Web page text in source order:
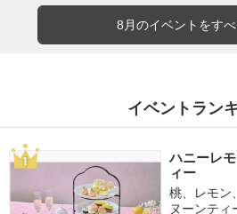
8月のイベントをす
イベントラン
ハニーレ
ィー
桃、レモン
ヌーンティ